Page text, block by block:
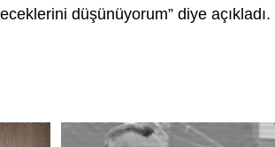
düşünüyorum” diye açıkladı.